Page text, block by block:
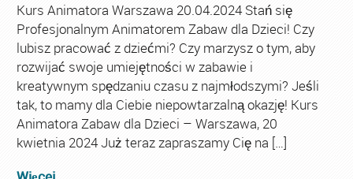
Kurs Animatora Warszawa 20.04.2024 Stań się
Profesjonalnym Animatorem Zabaw dla Dzieci! Czy
lubisz pracować z dziećmi? Czy marzysz o tym, aby
rozwijać swoje umiejętności w zabawie i
kreatywnym spędzaniu czasu z najmłodszymi? Jeśli
tak, to mamy dla Ciebie niepowtarzalną okazję! Kurs
Animatora Zabaw dla Dzieci – Warszawa, 20
kwietnia 2024 Już teraz zapraszamy Cię na […]